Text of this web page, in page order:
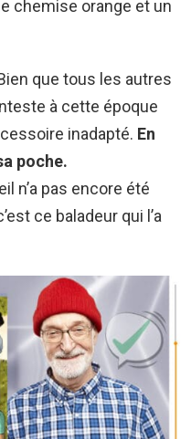
chemise orange et un
que tous les autres
à cette époque
inadapté. En
poche.
n’a pas encore été
ce baladeur qui l’a